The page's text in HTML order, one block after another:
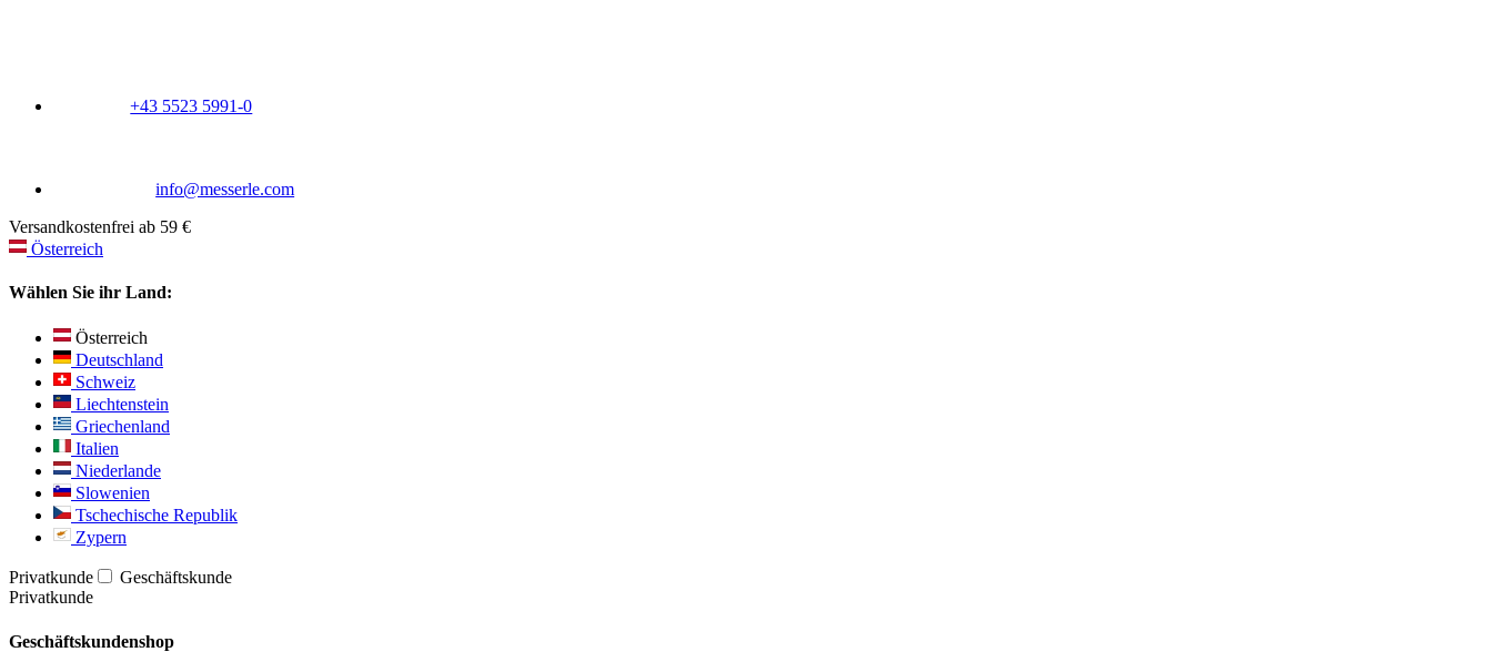
+43 5523 5991-0
info@messerle.com
Versandkostenfrei ab 59 €
Österreich
Wählen Sie ihr Land:
Österreich
Deutschland
Schweiz
Liechtenstein
Griechenland
Italien
Niederlande
Slowenien
Tschechische Republik
Zypern
Privatkunde
Geschäftskunde
Privatkunde
Geschäftskundenshop